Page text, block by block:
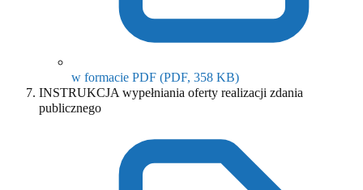
w formacie PDF (PDF, 358 KB)(otwiera się w nowym
INSTRUKCJA wypełniania oferty realizacji zdania
publicznego